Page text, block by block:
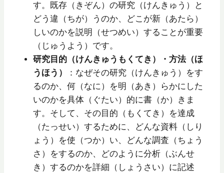
す。既存（きぞん）の研究（けんきゅう）と
どう違（ちが）うのか、どこが新（あたら）
しいのかを説明（せつめい）することが重要
（じゅうよう）です。
研究目的（けんきゅうもくてき）・方法（ほ
うほう）
：なぜその研究（けんきゅう）をす
るのか、何（なに）を明（あき）らかにした
いのかを具体（ぐたい）的に書（か）きま
す。そして、その目的（もくてき）を達成
（たっせい）するために、どんな資料（しり
ょう）を使（つか）い、どんな調査（ちょう
さ）をするのか、どのように分析（ぶんせ
き）するのかを詳細（しょうさい）に記述